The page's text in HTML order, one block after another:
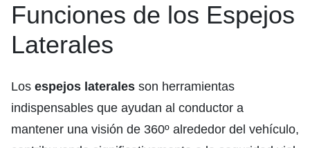
Funciones de los Espejos
Laterales
Los espejos laterales son herramientas
indispensables que ayudan al conductor a
mantener una visión de 360º alrededor del vehículo,